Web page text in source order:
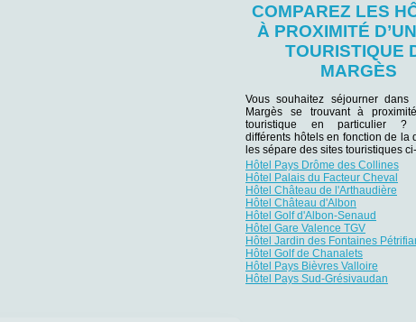
COMPAREZ LES
À PROXIMITÉ
TOURISTIQUE
MARGÈS
Vous souhaitez séjourner
Margès se trouvant à
touristique en particulier ?
différents hôtels en fonction de la
les sépare des sites touristiques
Hôtel Pays Drôme des Collines
Hôtel Palais du Facteur Cheval
Hôtel Château de l'Arthaudière
Hôtel Château d'Albon
Hôtel Golf d'Albon-Senaud
Hôtel Gare Valence TGV
Hôtel Jardin des Fontaines
Hôtel Golf de Chanalets
Hôtel Pays Bièvres Valloire
Hôtel Pays Sud-Grésivaudan